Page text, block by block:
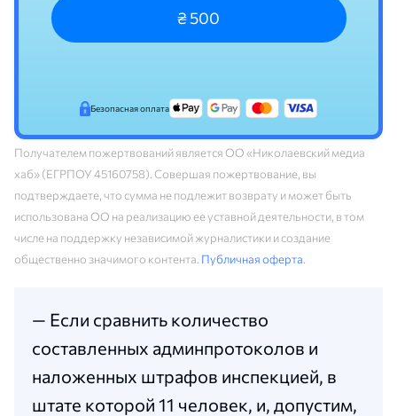
₴ 500
Безопасная оплата
Получателем пожертвований является ОО «Николаевский медиа
хаб» (ЕГРПОУ 45160758). Совершая пожертвование, вы
подтверждаете, что сумма не подлежит возврату и может быть
использована ОО на реализацию ее уставной деятельности, в том
числе на поддержку независимой журналистики и создание
общественно значимого контента. Публичная оферта.
— Если сравнить количество
составленных админпротоколов и
наложенных штрафов инспекцией, в
штате которой 11 человек, и, допустим,